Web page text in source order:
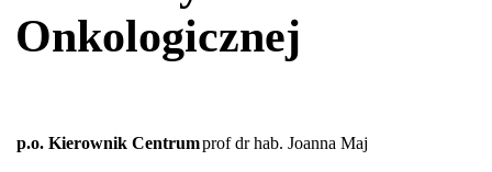
Onkologicznej
p.o. Kierownik Centrumprof dr hab. Joanna Maj